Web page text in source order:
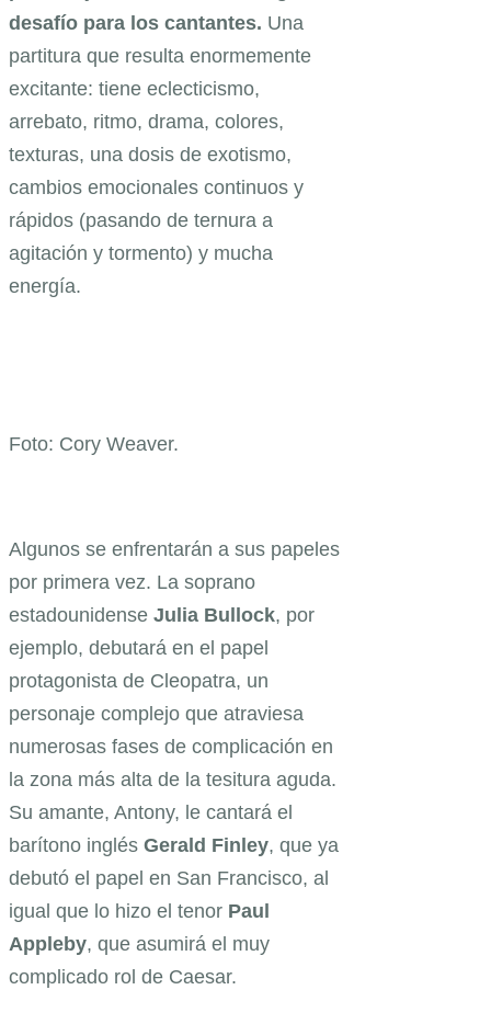
desafío para los cantantes. Una
partitura que resulta enormemente
excitante: tiene eclecticismo,
arrebato, ritmo, drama, colores,
texturas, una dosis de exotismo,
cambios emocionales continuos y
rápidos (pasando de ternura a
agitación y tormento) y mucha
energía.
Foto: Cory Weaver.
Algunos se enfrentarán a sus papeles
por primera vez. La soprano
estadounidense Julia Bullock, por
ejemplo, debutará en el papel
protagonista de Cleopatra, un
personaje complejo que atraviesa
numerosas fases de complicación en
la zona más alta de la tesitura aguda.
Su amante, Antony, le cantará el
barítono inglés Gerald Finley, que ya
debutó el papel en San Francisco, al
igual que lo hizo el tenor Paul
Appleby, que asumirá el muy
complicado rol de Caesar.